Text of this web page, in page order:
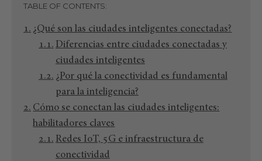
TABLE OF CONTENTS
¿Qué son las ciudades inteligentes conectadas?
Diferencias entre ciudades conectadas y
ciudades inteligentes
¿Por qué la conectividad es fundamental
para la inteligencia?
Cómo se conectan las ciudades inteligentes:
habilitadores claves
Redes IoT, 5G e infraestructura de
conectividad